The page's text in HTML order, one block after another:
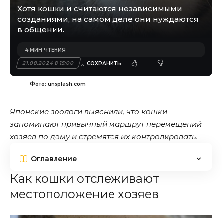
Хотя кошки и считаются независимыми
созданиями, на самом деле они нуждаются
в общении.
21.08.2024 В 15:00
4 МИН ЧТЕНИЯ
Фото: unsplash.com
Японские зоологи выяснили, что кошки
запоминают привычный маршрут перемещений
хозяев по дому и стремятся их контролировать.
Оглавление
Как кошки отслеживают
местоположение хозяев